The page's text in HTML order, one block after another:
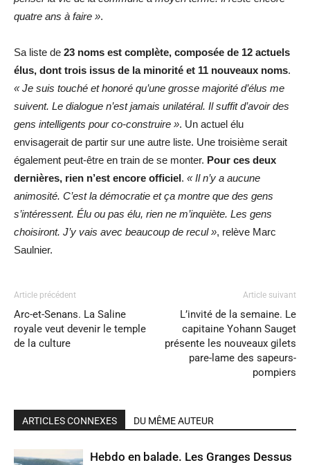
quatre ans à faire ».
Sa liste de 23 noms est complète, composée de 12 actuels
élus, dont trois issus de la minorité et 11 nouveaux noms.
« Je suis touché et honoré qu’une grosse majorité d’élus me
suivent. Le dialogue n’est jamais unilatéral. Il suffit d’avoir des
gens intelligents pour co-construire ». Un actuel élu
envisagerait de partir sur une autre liste. Une troisième serait
également peut-être en train de se monter. Pour ces deux
dernières, rien n’est encore officiel. « Il n’y a aucune
animosité. C’est la démocratie et ça montre que des gens
s’intéressent. Élu ou pas élu, rien ne m’inquiète. Les gens
choisiront. J’y vais avec beaucoup de recul », relève Marc
Saulnier.
Article précédent
Arc-et-Senans. La Saline
royale veut devenir le temple
de la culture
Article suivant
L’invité de la semaine. Le
capitaine Yohann Sauget
présente les nouveaux gilets
pare-lame des sapeurs-
pompiers
ARTICLES CONNEXES DU MÊME AUTEUR
Hebdo en balade. Les Granges Dessus